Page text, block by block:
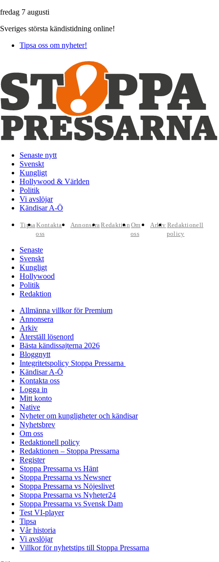
fredag 7 augusti
Sveriges största kändistidning online!
Tipsa oss om nyheter!
Senaste nytt
Svenskt
Kungligt
Hollywood & Världen
Politik
Vi avslöjar
Kändisar A-Ö
TipsaKontakta
oss
AnnonseraRedaktion Om
oss
Arkiv Redaktionell
policy
Senaste
Svenskt
Kungligt
Hollywood
Politik
Redaktion
Allmänna villkor för Premium
Annonsera
Arkiv
Återställ lösenord
Bästa kändissajterna 2026
Bloggnytt
Integritetspolicy Stoppa Pressarna
Kändisar A-Ö
Kontakta oss
Logga in
Mitt konto
Native
Nyheter om kungligheter och kändisar
Nyhetsbrev
Om oss
Redaktionell policy
Redaktionen – Stoppa Pressarna
Register
Stoppa Pressarna vs Hänt
Stoppa Pressarna vs Newsner
Stoppa Pressarna vs Nöjeslivet
Stoppa Pressarna vs Nyheter24
Stoppa Pressarna vs Svensk Dam
Test VI-player
Tipsa
Vår historia
Vi avslöjar
Villkor för nyhetstips till Stoppa Pressarna